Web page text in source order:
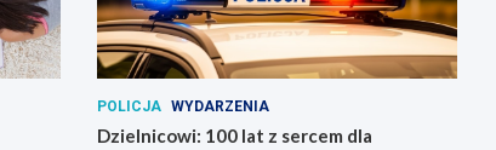
POLICJA WYDARZENIA
Dzielnicowi: 100 lat z sercem dla